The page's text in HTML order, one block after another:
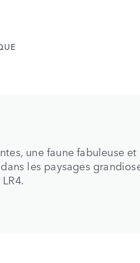
une faune fabuleuse
les paysages